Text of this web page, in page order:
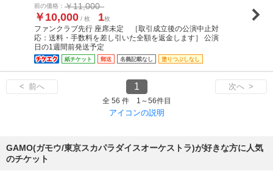
前の価格： ￥11,000
￥10,000 / 枚 1枚
ファンクラブ先行 座席未定 ［取引成立後の公演中止対
応：送料・手数料を差し引いた全額を返金します］ 公演
日の1週間前発送予定
紙チケット 郵送 名義記載なし 塗りつぶしなし
< 前へ 1 次へ >
全 56 件 1～56件目
アイコンの説明
GAMO(ガモウ/東京スカパラダイスオーケストラ)が好きな方に人気
のチケット